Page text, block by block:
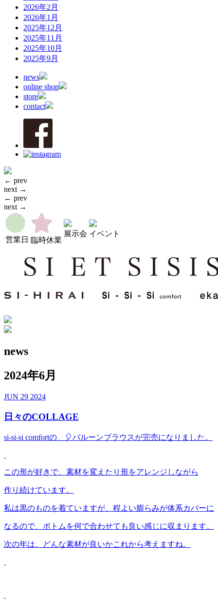
2026年2月
2026年1月
2025年12月
2025年11月
2025年10月
2025年9月
news
online shop
store
contact
← prev
next →
← prev
next →
営業日 臨時休業
展示会 イベント
news
2024年6月
JUN 29 2024
日々のCOLLAGE
si-si-si comfortの、🎈バルーンブラウスが完売になりました。
この形が好きで、素材を変えたり形をアレンジしながら
作り続けています。
私は黒のものを着ていますが、程よい膨らみが体系カバーに
なるので、ボトムを何で合わせても良い感じに収まります。
次の年は、どんな素材が良いかこれから考えますね。